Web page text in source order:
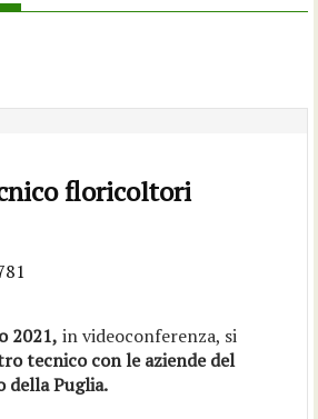
floricoltori
2021, in videoconferenza, si
tecnico con le aziende del
della Puglia.